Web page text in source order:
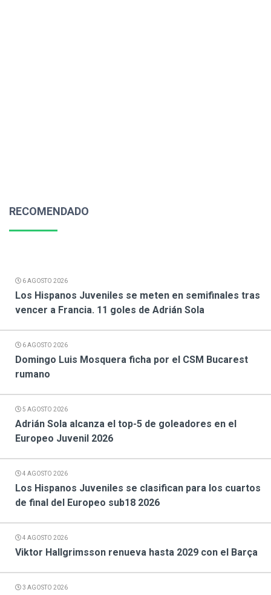
RECOMENDADO
6 AGOSTO 2026
Los Hispanos Juveniles se meten en semifinales tras
vencer a Francia. 11 goles de Adrián Sola
6 AGOSTO 2026
Domingo Luis Mosquera ficha por el CSM Bucarest
rumano
5 AGOSTO 2026
Adrián Sola alcanza el top-5 de goleadores en el
Europeo Juvenil 2026
4 AGOSTO 2026
Los Hispanos Juveniles se clasifican para los cuartos
de final del Europeo sub18 2026
4 AGOSTO 2026
Viktor Hallgrimsson renueva hasta 2029 con el Barça
3 AGOSTO 2026